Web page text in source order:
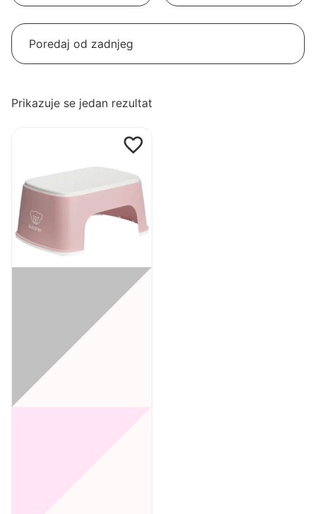
Prikazuje se jedan rezultat
pomoćna
stepenica